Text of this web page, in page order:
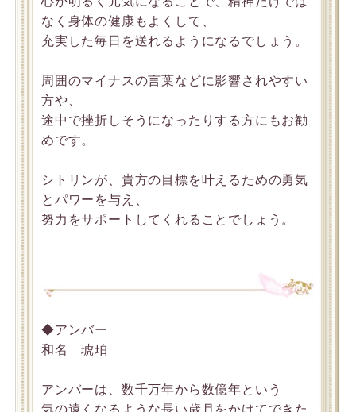
なく身体の健康もよくして、
充実した毎日を送れるようになるでしょう。
周囲のマイナスの言葉などに影響されやすい
方や、
途中で挫折しそうになったりする方にもお勧
めです。
シトリンが、貴方の目標を叶えるための勇気
とパワーを与え、
努力をサポートしてくれることでしょう。
◆アンバー
和名 琥珀
アンバーは、数千万年から数億年という
気の遠くなるような長い歳月をかけてできた